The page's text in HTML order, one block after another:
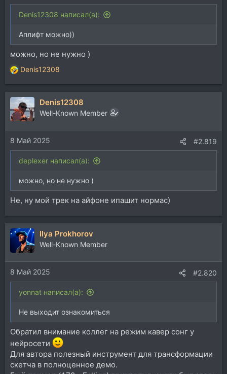
Denis12308 написал(а):
Аплифт можно))
можно, но не нужно )
Р
е
а
к
ц
и
и
:
Denis12308
Denis12308
Well-Known Member
8 Май 2025 #2.819
deplexer написал(а):
можно, но не нужно )
Не, ну мой трек на айфоне ипашит нормас)
Ilya Prokhorov
Well-Known Member
8 Май 2025 #2.820
yonnat написал(а):
Не выходит ознакомиться
Обратил внимание коллег на режим кавер сонг у
нейросети
Для автора полезный инструмент для трансформации
скетча в полноценное демо.